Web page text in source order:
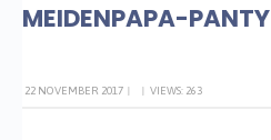
MEIDENPAPA-PANTY
22 NOVEMBER 2017 | | VIEWS: 263